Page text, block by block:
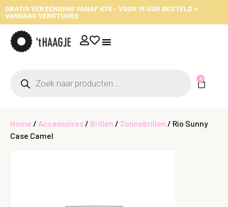
GRATIS VERZENDING VANAF €75 - VOOR 16 UUR BESTELD =
VANDAAG VERSTUURD
0
Home / Accessoires / Brillen / Zonnebrillen / Rio Sunny
Case Camel